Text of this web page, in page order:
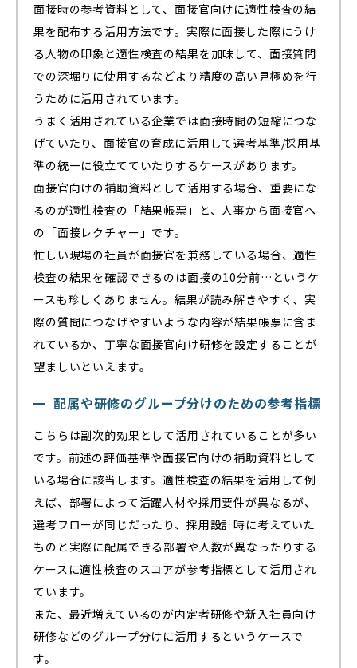
面接時の参考資料として、面接官向けに適性検査の結
果を配布する活用方法です。実際に面接した際にうけ
る人物の印象と適性検査の結果を加味して、面接質問
での深堀りに使用するなどより精度の高い見極めを行
うために活用されています。
うまく活用されている企業では面接時間の短縮につな
げていたり、面接官の育成に活用して選考基準/採用基
準の統一に役立てていたりするケースがあります。
面接官向けの補助資料として活用する場合、重要にな
るのが適性検査の「結果帳票」と、人事から面接官へ
の「面接レクチャー」です。
忙しい現場の社員が面接官を兼務している場合、適性
検査の結果を確認できるのは面接の10分前…というケ
ースも珍しくありません。結果が読み解きやすく、実
際の質問につなげやすいような内容が結果帳票に含ま
れているか、丁寧な面接官向け研修を設定することが
望ましいといえます。
配属や研修のグループ分けのための参考指標
こちらは副次的効果として活用されていることが多い
です。前述の評価基準や面接官向けの補助資料として
いる場合に該当します。適性検査の結果を活用して例
えば、部署によって活躍人材や採用要件が異なるが、
選考フローが同じだったり、採用設計時に考えていた
ものと実際に配属できる部署や人数が異なったりする
ケースに適性検査のスコアが参考指標として活用され
ています。
また、最近増えているのが内定者研修や新入社員向け
研修などのグループ分けに活用するというケースで
す。